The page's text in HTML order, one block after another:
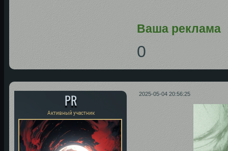
Ваша реклама
0
2025-05-04 20:56:25
PR
Активный участник